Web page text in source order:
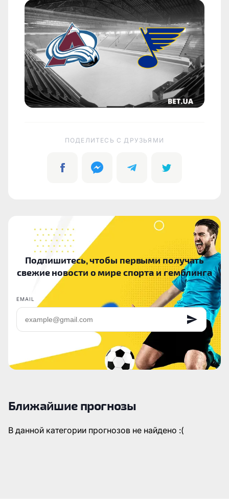
ПОДЕЛИТЕСЬ C ДРУЗЬЯМИ
Подпишитесь, чтобы первыми получать
свежие новости о мире спорта и гемблинга
EMAIL
Ближайшие прогнозы
В данной категории прогнозов не найдено :(